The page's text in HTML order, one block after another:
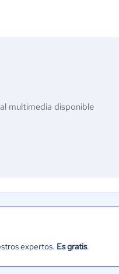
multimedia disponible
expertos. Es gratis.